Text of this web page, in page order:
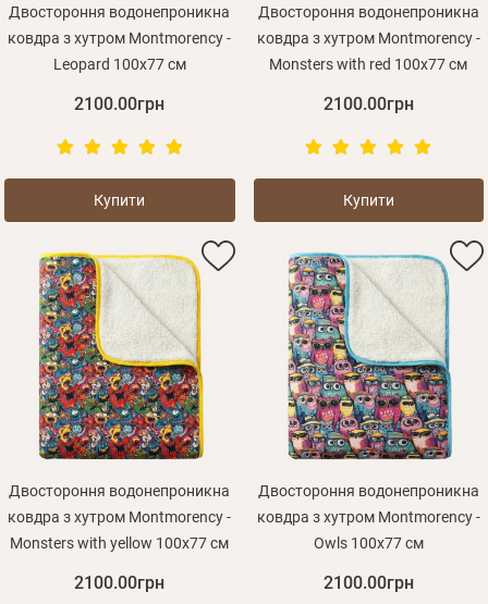
Двостороння водонепроникна
ковдра з хутром Montmorency -
Leopard 100х77 см
2100.00грн
Купити
Двостороння водонепроникна
ковдра з хутром Montmorency -
Monsters with red 100х77 см
2100.00грн
Купити
Двостороння водонепроникна
ковдра з хутром Montmorency -
Monsters with yellow 100х77 см
2100.00грн
Двостороння водонепроникна
ковдра з хутром Montmorency -
Owls 100х77 см
2100.00грн